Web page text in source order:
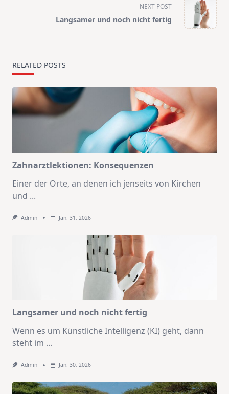
NEXT POST
Langsamer und noch nicht fertig
RELATED POSTS
Zahnarztlektionen: Konsequenzen
Einer der Orte, an denen ich jenseits von Kirchen
und ...
Admin Jan. 31, 2026
Langsamer und noch nicht fertig
Wenn es um Künstliche Intelligenz (KI) geht, dann
steht im ...
Admin Jan. 30, 2026